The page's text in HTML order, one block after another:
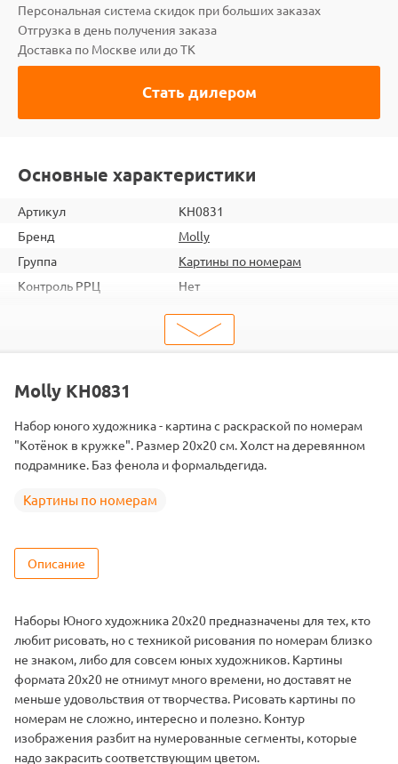
Персональная система скидок при больших заказах
Отгрузка в день получения заказа
Доставка по Москве или до ТК
Стать дилером
Основные характеристики
Артикул
KH0831
Бренд
Molly
Группа
Картины по номерам
Контроль РРЦ
Нет
6920140887825
Цвет
Molly KH0831
Набор юного художника - картина с раскраской по номерам
"Котёнок в кружке". Размер 20х20 см. Холст на деревянном
подрамнике. Баз фенола и формальдегида.
Картины по номерам
Описание
Наборы Юного художника 20х20 предназначены для тех, кто
любит рисовать, но с техникой рисования по номерам близко
не знаком, либо для совсем юных художников. Картины
формата 20х20 не отнимут много времени, но доставят не
меньше удовольствия от творчества. Рисовать картины по
номерам не сложно, интересно и полезно. Контур
изображения разбит на нумерованные сегменты, которые
надо закрасить соответствующим цветом.